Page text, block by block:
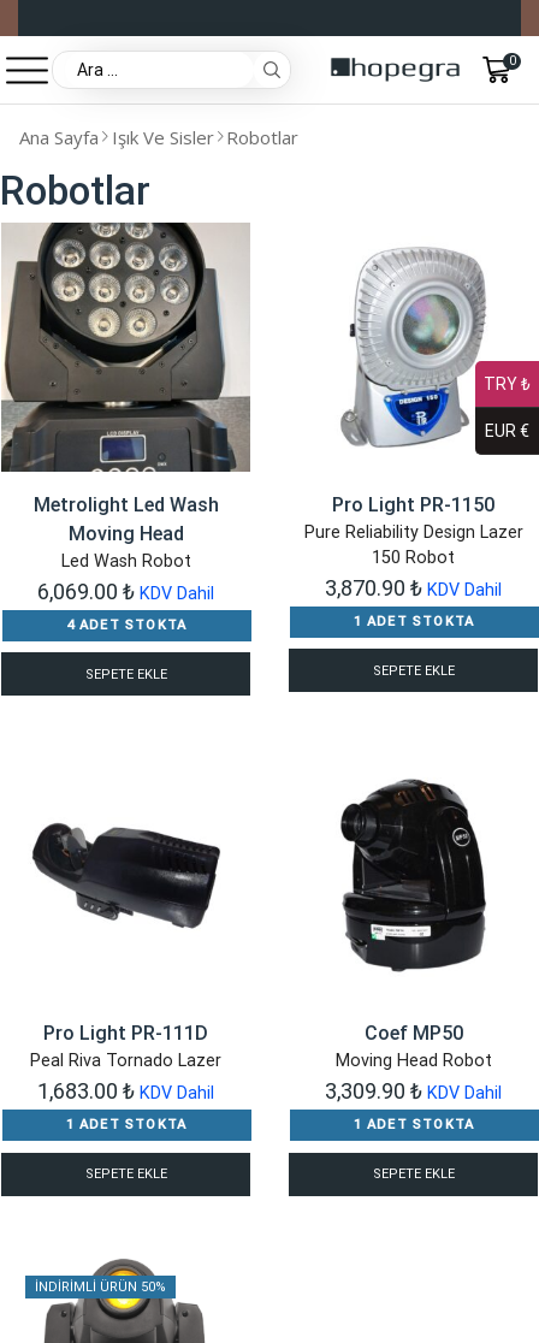
0
Ana Sayfa Işık Ve Sisler Robotlar
Robotlar
Metrolight Led Wash
Moving Head
Led Wash Robot
6,069.00 ₺ KDV Dahil
4 ADET STOKTA
SEPETE EKLE
Pro Light PR-1150
Pure Reliability Design Lazer
150 Robot
3,870.90 ₺ KDV Dahil
1 ADET STOKTA
SEPETE EKLE
Pro Light PR-111D
Peal Riva Tornado Lazer
1,683.00 ₺ KDV Dahil
1 ADET STOKTA
SEPETE EKLE
Coef MP50
Moving Head Robot
3,309.90 ₺ KDV Dahil
1 ADET STOKTA
SEPETE EKLE
İNDIRIMLI ÜRÜN 50%
TRY ₺
EUR €